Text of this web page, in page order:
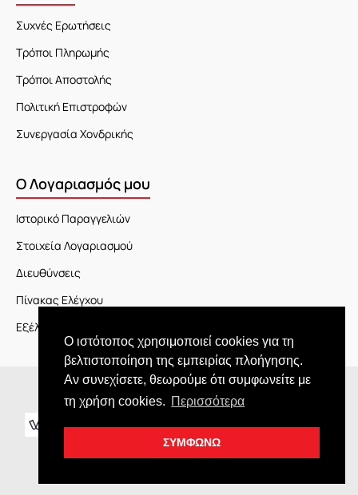
Ο ιστότοπος χρησιμοποιεί cookies για τη
βελτιστοποίηση της εμπειρίας πλοήγησης.
Αν συνεχίσετε, θεωρούμε ότι συμφωνείτε με
τη χρήση cookies. Περισσότερα
ΣΥΜΦΩΝΩ
Συχνές Ερωτήσεις
Τρόποι Πληρωμής
Τρόποι Αποστολής
Πολιτική Επιστροφών
Συνεργασία Χονδρικής
Ο Λογαριασμός μου
Ιστορικό Παραγγελιών
Στοιχεία Λογαριασμού
Διευθύνσεις
Πίνακας Ελέγχου
Εξέλιξη Παραγγελίας
Copyright © 2026 JOY market